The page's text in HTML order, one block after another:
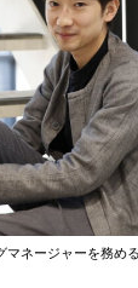
ネージャーを務め